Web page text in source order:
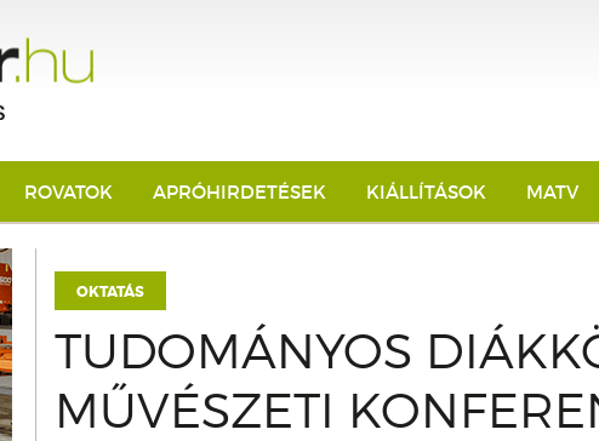
ROVATOK APRÓHIRDETÉSEK KIÁLLÍTÁSOK MATV
OKTATÁS
TUDOMÁNYOS
MŰVÉSZETI